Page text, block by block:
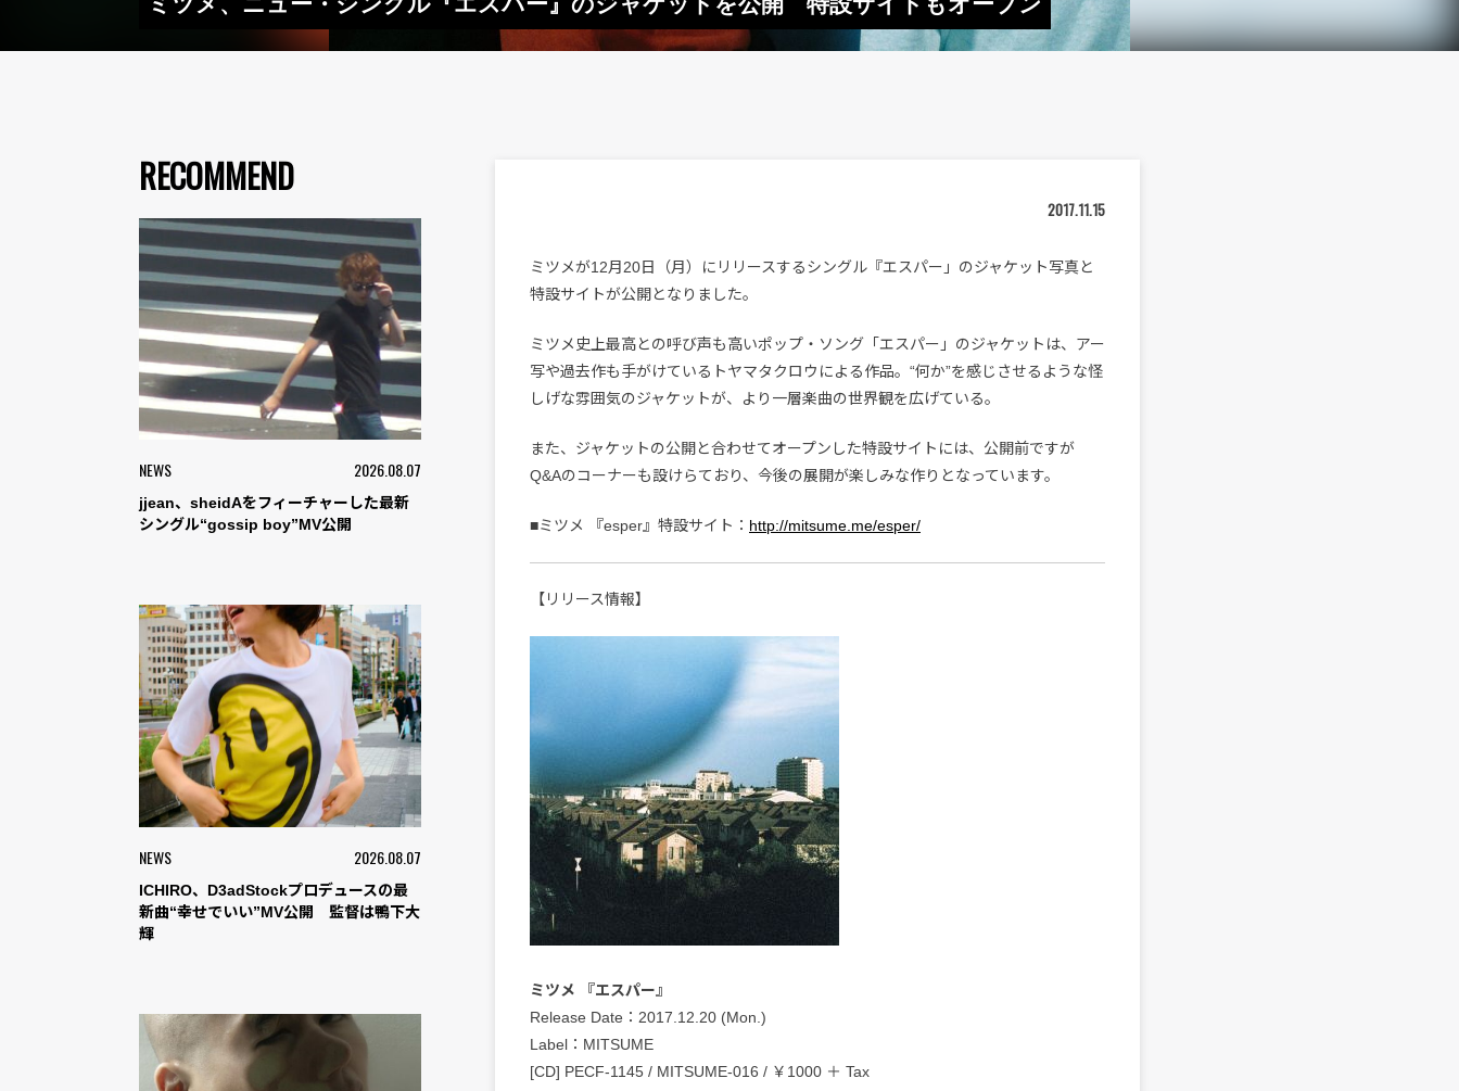
RECOMMEND
NEWS 2026.08.07
jjean、sheidAをフィーチャーした最新
シングル“gossip boy”MV公開
NEWS 2026.08.07
ICHIRO、D3adStockプロデュースの最
新曲“幸せでいい”MV公開 監督は鴨下大
輝
2017.11.15
ミツメが12月20日（月）にリリースするシングル『エスパー」のジャケット写真と
特設サイトが公開となりました。
ミツメ史上最高との呼び声も高いポップ・ソング「エスパー」のジャケットは、アー
写や過去作も手がけているトヤマタクロウによる作品。“何か”を感じさせるような怪
しげな雰囲気のジャケットが、より一層楽曲の世界観を広げている。
また、ジャケットの公開と合わせてオープンした特設サイトには、公開前ですが
Q&Aのコーナーも設けらており、今後の展開が楽しみな作りとなっています。
■ミツメ 『esper』特設サイト： http://mitsume.me/esper/
【リリース情報】
ミツメ 『エスパー』
Release Date：2017.12.20 (Mon.)
Label：MITSUME
[CD] PECF-1145 / MITSUME-016 / ￥1000 ＋ Tax